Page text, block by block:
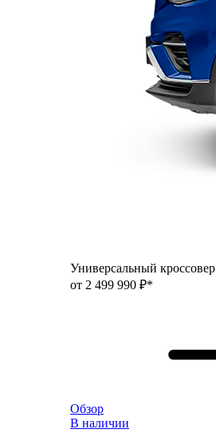
Универсальный кроссовер
от 2 499 990 ₽*
Обзор
В наличии